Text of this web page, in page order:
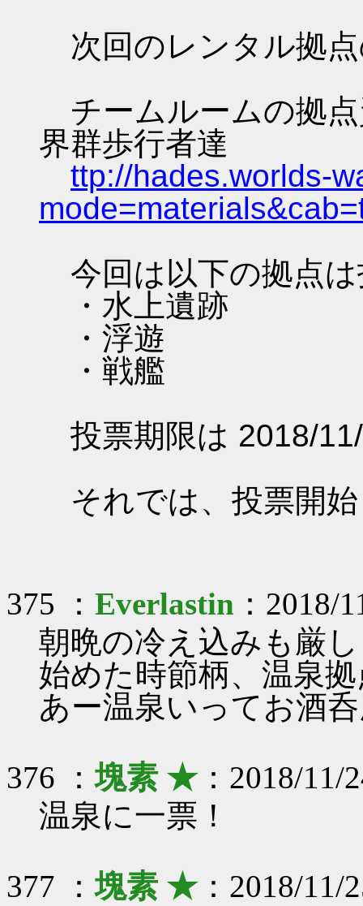
次回のレンタル拠
チームルームの拠
界群歩行者達
ttp://hades.worlds-
今回は以下の拠点
・水上遺跡
・浮遊
・戦艦
投票期限は 2018/
それでは、投票開
375 ： Everlastin ：2018/
朝晩の冷え込みも厳
始めた時節柄、温泉
あー温泉いってお酒
376 ：塊素 ★：2018/11/
温泉に一票！
377 ：塊素 ★：2018/11/